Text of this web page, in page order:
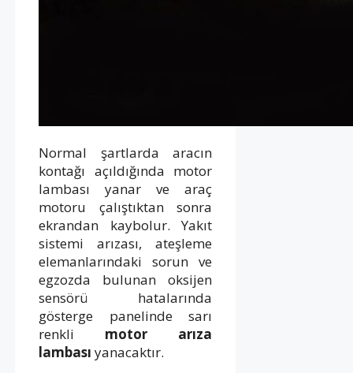
Normal şartlarda aracın
kontağı açıldığında motor
lambası yanar ve araç
motoru çalıştıktan sonra
ekrandan kaybolur. Yakıt
sistemi arızası, ateşleme
elemanlarındaki sorun ve
egzozda bulunan oksijen
sensörü hatalarında
gösterge panelinde sarı
renkli motor arıza
lambası yanacaktır.